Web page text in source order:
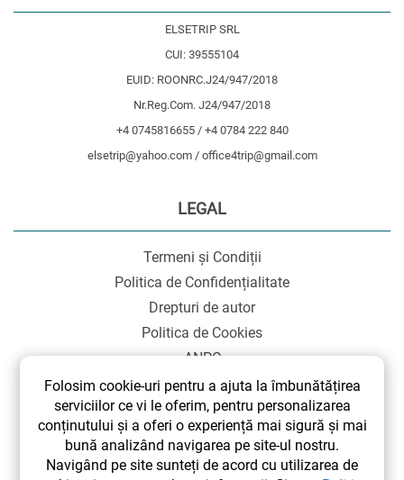
ELSETRIP SRL
CUI: 39555104
EUID: ROONRC.J24/947/2018
Nr.Reg.Com. J24/947/2018
+4 0745816655 / +4 0784 222 840
elsetrip@yahoo.com / office4trip@gmail.com
LEGAL
Termeni și Condiții
Politica de Confidențialitate
Drepturi de autor
Politica de Cookies
ANPC
SOL
Folosim cookie-uri pentru a ajuta la îmbunătățirea
serviciilor ce vi le oferim, pentru personalizarea
conținutului și a oferi o experiență mai sigură și mai
bună analizând navigarea pe site-ul nostru.
Navigând pe site sunteți de acord cu utilizarea de